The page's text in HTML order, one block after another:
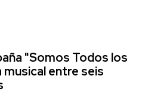
"Somos Todos los
musical entre seis